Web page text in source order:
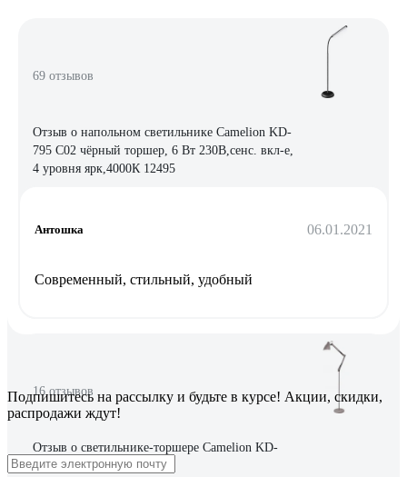
69 отзывов
Отзыв о напольном светильнике Camelion KD-
795 C02 чёрный торшер, 6 Вт 230В,сенс. вкл-е,
4 уровня ярк,4000К 12495
Антошка 06.01.2021
Современный, стильный, удобный
16 отзывов
Отзыв о светильнике-торшере Camelion KD-
332 C26 тауп 13875
Подпишитесь на рассылку и будьте в курсе! Акции, скидки,
распродажи ждут!